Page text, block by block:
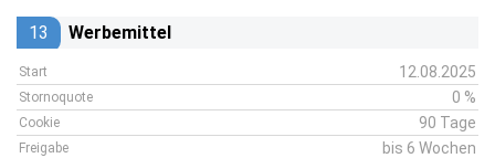
13 Werbemittel
Start 12.08.2025
Stornoquote 0 %
Cookie 90 Tage
Freigabe bis 6 Wochen